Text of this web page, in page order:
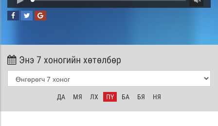
Энэ 7 хоногийн хөтөлбөр
ДА МЯ ЛХ ПҮ БА БЯ НЯ